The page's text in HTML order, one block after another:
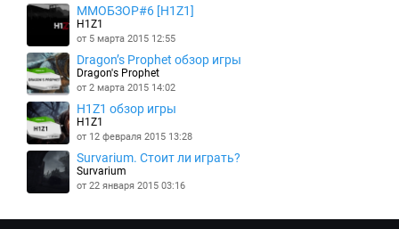
MMOБЗОР#6 [H1Z1]
H1Z1
от 5 марта 2015 12:55
Dragon’s Prophet обзор игры
Dragon's Prophet
от 2 марта 2015 14:02
H1Z1 обзор игры
H1Z1
от 12 февраля 2015 13:28
Survarium. Стоит ли играть?
Survarium
от 22 января 2015 03:16